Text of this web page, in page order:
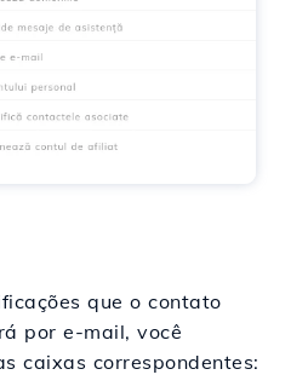
que o contato
por e-mail, você
caixas correspondentes: